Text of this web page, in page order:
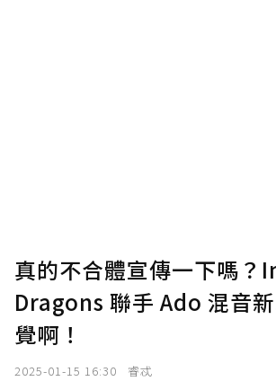
真的不合體宣傳一下嗎
Dragons 聯手 Ado 混音
覺啊！
2025-01-15 16:30 睿忒